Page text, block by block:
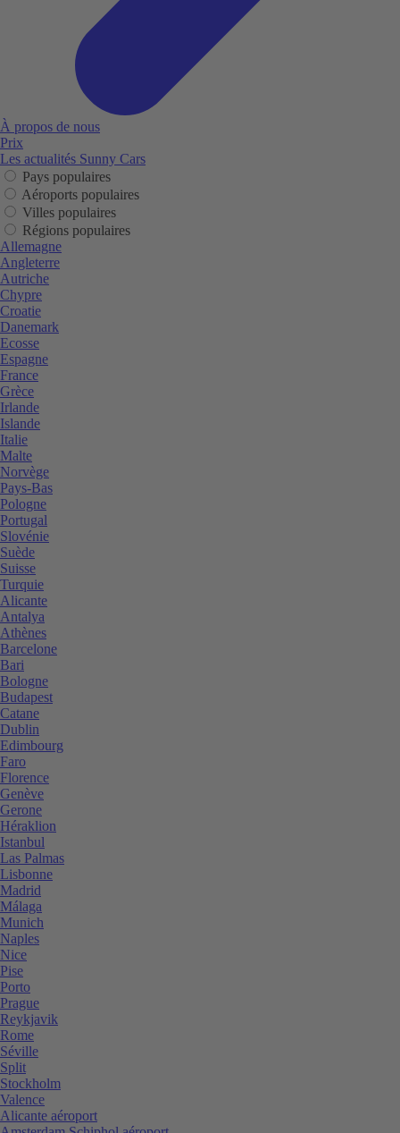
À propos de nous
Prix
Les actualités Sunny Cars
Pays populaires
Aéroports populaires
Villes populaires
Régions populaires
Allemagne
Angleterre
Autriche
Chypre
Croatie
Danemark
Ecosse
Espagne
France
Grèce
Irlande
Islande
Italie
Malte
Norvège
Pays-Bas
Pologne
Portugal
Slovénie
Suède
Suisse
Turquie
Alicante
Antalya
Athènes
Barcelone
Bari
Bologne
Budapest
Catane
Dublin
Edimbourg
Faro
Florence
Genève
Gerone
Héraklion
Istanbul
Las Palmas
Lisbonne
Madrid
Málaga
Munich
Naples
Nice
Pise
Porto
Prague
Reykjavik
Rome
Séville
Split
Stockholm
Valence
Alicante aéroport